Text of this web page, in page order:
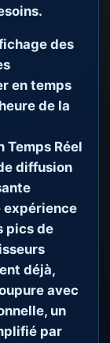
des
en temps
de la
Temps Réel
diffusion
expérience
pics de
déjà,
avec
un
par